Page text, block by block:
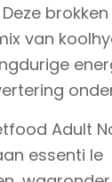
van
Adult
essenti le